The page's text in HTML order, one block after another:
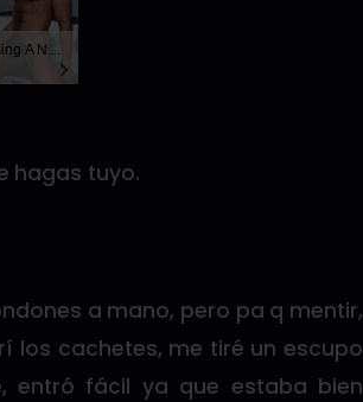
hagas tuyo.
a mano, pero pa q mentir,
los cachetes, me tiré un escupo
entró fácil ya que estaba bien